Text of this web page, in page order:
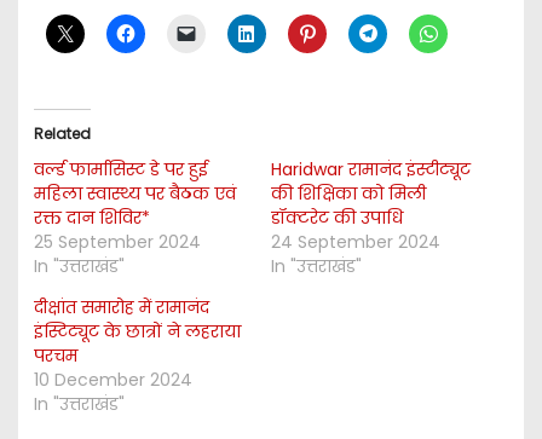
Related
वर्ल्ड फार्मासिस्ट डे पर हुई
महिला स्वास्थ्य पर बैठक एवं
रक्त दान शिविर*
25 September 2024
In "उत्तराखंड"
Haridwar रामानंद इंस्टीट्यूट
की शिक्षिका को मिली
डॉक्टरेट की उपाधि
24 September 2024
In "उत्तराखंड"
दीक्षांत समारोह में रामानंद
इंस्टिट्यूट के छात्रों ने लहराया
परचम
10 December 2024
In "उत्तराखंड"